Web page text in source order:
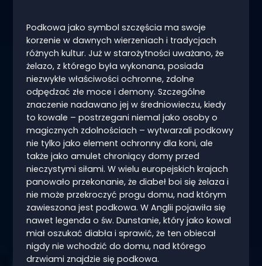
Podkowa jako symbol szczęścia ma swoje
korzenie w dawnych wierzeniach i tradycjach
różnych kultur. Już w starożytności uważano, że
żelazo, z którego była wykonana, posiada
niezwykłe właściwości ochronne, zdolne
odpędzać złe moce i demony. Szczególne
znaczenie nadawano jej w średniowieczu, kiedy
to kowale – postrzegani niemal jako osoby o
magicznych zdolnościach – wytwarzali podkowy
nie tylko jako element ochronny dla koni, ale
także jako amulet chroniący domy przed
nieczystymi siłami. W wielu europejskich krajach
panowało przekonanie, że diabeł boi się żelaza i
nie może przekroczyć progu domu, nad którym
zawieszona jest podkowa. W Anglii pojawiła się
nawet legenda o św. Dunstanie, który jako kowal
miał oszukać diabła i sprawić, że ten obiecał
nigdy nie wchodzić do domu, nad którego
drzwiami znajdzie się podkowa.